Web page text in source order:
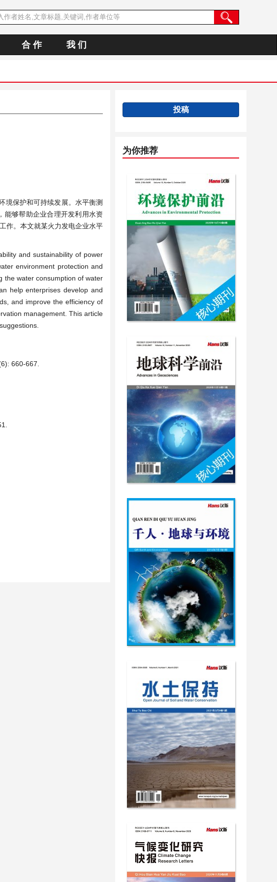
合 作 我 们
境保护和可持续发展。水平衡测
能够帮助企业合理开发利用水资
作。本文就某火力发电企业水平
and sustainability of power
environment protection and
the water consumption of water
help enterprises develop and
and improve the efficiency of
management. This article
660-667.
投稿
为你推荐